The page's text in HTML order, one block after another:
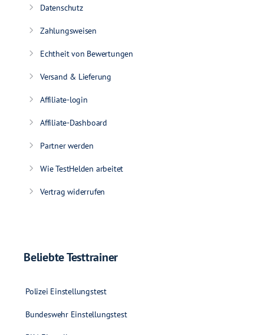
Datenschutz
Zahlungsweisen
Echtheit von Bewertungen
Versand & Lieferung
Affiliate-login
Affiliate-Dashboard
Partner werden
Wie TestHelden arbeitet
Vertrag widerrufen
Beliebte Testtrainer
Polizei Einstellungstest
Bundeswehr Einstellungstest